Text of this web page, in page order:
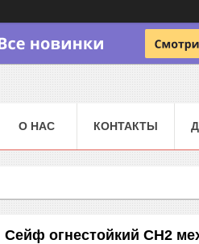
О НАС КОНТАКТЫ
Сейф огнестойкий СН2